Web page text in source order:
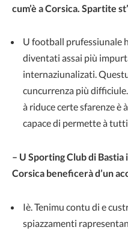
cum’è a Corsica. Spartite
U football prufessiunale
diventati assai più
internaziunalizati.
cuncurrenza più
à riduce certe sfarenze è
capace di permette à
– U Sporting Club di
Corsica beneficerà d’un
Iè. Tenimu contu di e
spiazzamenti